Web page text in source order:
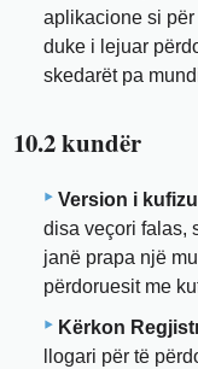
aplikacione si
duke i lejuar
skedarët pa
10.2 kundër
Version i
disa veçori falas,
janë prapa një
përdoruesit me
Kërkon
llogari për të